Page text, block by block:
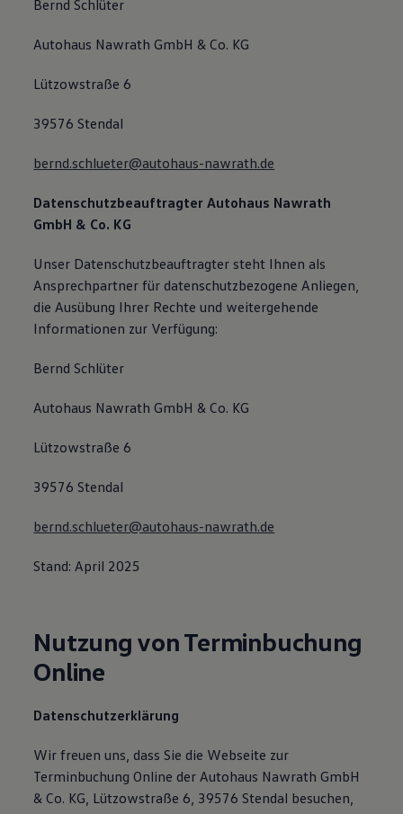
Bernd Schlüter
Autohaus Nawrath GmbH & Co. KG
Lützowstraße 6
39576 Stendal
bernd.schlueter@autohaus-nawrath.de
Datenschutzbeauftragter Autohaus Nawrath
GmbH & Co. KG
Unser Datenschutzbeauftragter steht Ihnen als
Ansprechpartner für datenschutzbezogene Anliegen,
die Ausübung Ihrer Rechte und weitergehende
Informationen zur Verfügung:
Bernd Schlüter
Autohaus Nawrath GmbH & Co. KG
Lützowstraße 6
39576 Stendal
bernd.schlueter@autohaus-nawrath.de
Stand: April 2025
Nutzung von Terminbuchung
Online
Datenschutzerklärung
Wir freuen uns, dass Sie die Webseite zur
Terminbuchung Online der Autohaus Nawrath GmbH
& Co. KG, Lützowstraße 6, 39576 Stendal besuchen,